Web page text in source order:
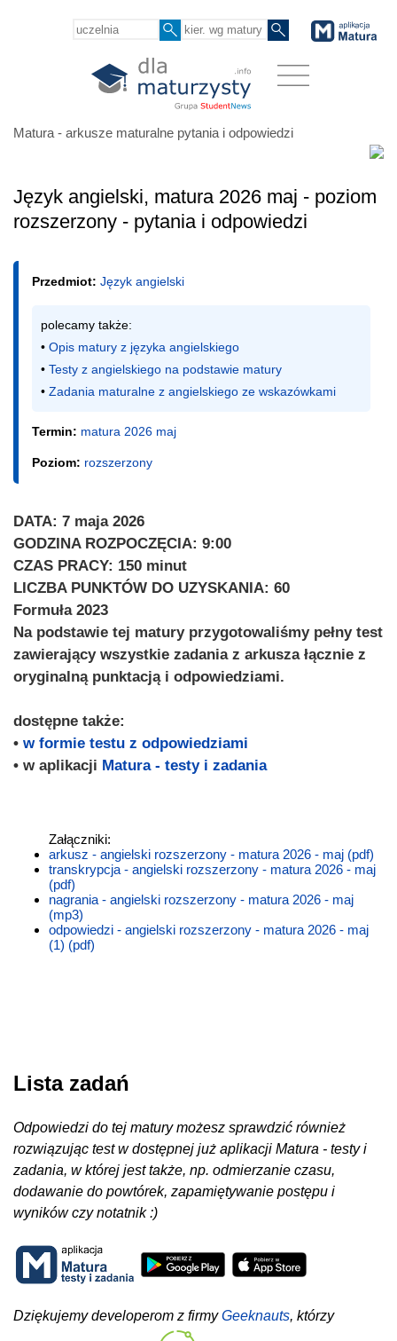
Matura - arkusze maturalne pytania i odpowiedzi
Język angielski, matura 2026 maj - poziom
rozszerzony - pytania i odpowiedzi
Przedmiot: Język angielski
polecamy także:
• Opis matury z języka angielskiego
• Testy z angielskiego na podstawie matury
• Zadania maturalne z angielskiego ze wskazówkami
Termin: matura 2026 maj
Poziom: rozszerzony
DATA: 7 maja 2026
GODZINA ROZPOCZĘCIA: 9:00
CZAS PRACY: 150 minut
LICZBA PUNKTÓW DO UZYSKANIA: 60
Formuła 2023
Na podstawie tej matury przygotowaliśmy pełny test
zawierający wszystkie zadania z arkusza łącznie z
oryginalną punktacją i odpowiedziami.
dostępne także:
• w formie testu z odpowiedziami
• w aplikacji Matura - testy i zadania
Załączniki:
arkusz - angielski rozszerzony - matura 2026 - maj (pdf)
transkrypcja - angielski rozszerzony - matura 2026 - maj
(pdf)
nagrania - angielski rozszerzony - matura 2026 - maj
(mp3)
odpowiedzi - angielski rozszerzony - matura 2026 - maj
(1) (pdf)
Lista zadań
Odpowiedzi do tej matury możesz sprawdzić również
rozwiązując test w dostępnej już aplikacji Matura - testy i
zadania, w której jest także, np. odmierzanie czasu,
dodawanie do powtórek, zapamiętywanie postępu i
wyników czy notatnik :)
Dziękujemy developerom z firmyGeeknauts, którzy